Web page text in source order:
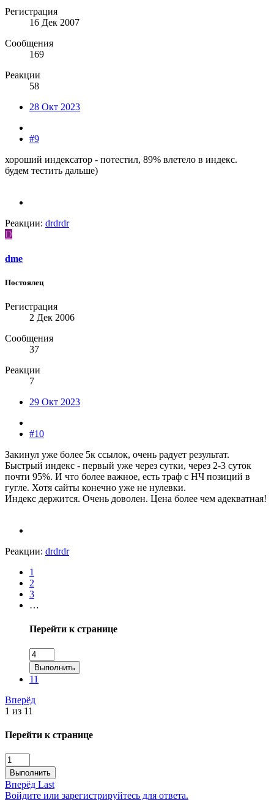
Регистрация
16 Дек 2007
Сообщения
169
Реакции
58
28 Окт 2023
#9
хороший индексатор - потестил, 89% влетело в индекс.
будем тестить дальше)
Реакции: drdrdr
D
dme
Постоялец
Регистрация
2 Дек 2006
Сообщения
37
Реакции
7
29 Окт 2023
#10
Закинул уже более 5к ссылок, очень радует результат.
Быстрый индекс - первый уже через сутки, через 2-3 суток
почти 95%. И что более важное, есть траф с НЧ позиций в
гугле. Хотя сайты конечно уже не нулевки.
Индекс держится. Очень доволен. Цена более чем адекватная!
Реакции: drdrdr
1
2
3
…
Перейти к странице
Выполнить
11
Вперёд
1 из 11
Перейти к странице
Выполнить
Вперёд Last
Войдите или зарегистрируйтесь для ответа.